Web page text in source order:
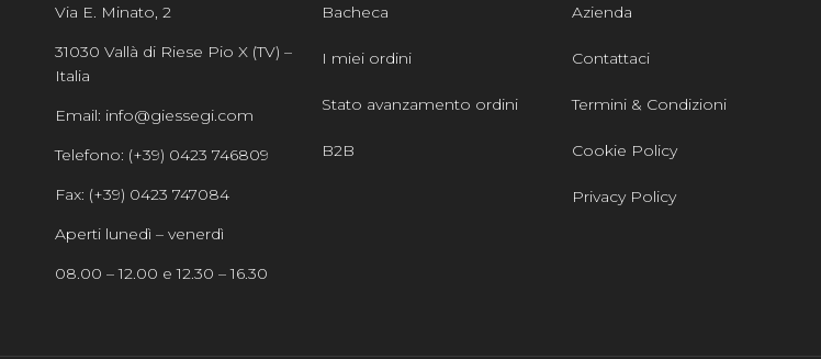
Via E. Minato, 2
31030 Vallà di Riese Pio X (TV) –
Italia
Email: info@giessegi.com
Telefono: (+39) 0423 746809
Fax: (+39) 0423 747084
Aperti lunedì – venerdì
08.00 – 12.00 e 12.30 – 16.30
Bacheca
I miei ordini
Stato avanzamento ordini
B2B
Azienda
Contattaci
Termini & Condizioni
Cookie Policy
Privacy Policy